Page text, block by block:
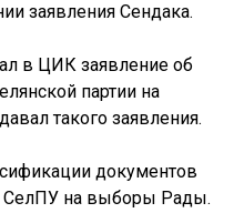
заявления Сендака.
в ЦИК заявление об
партии на
такого заявления.
документов
СелПУ на выборы Рады.